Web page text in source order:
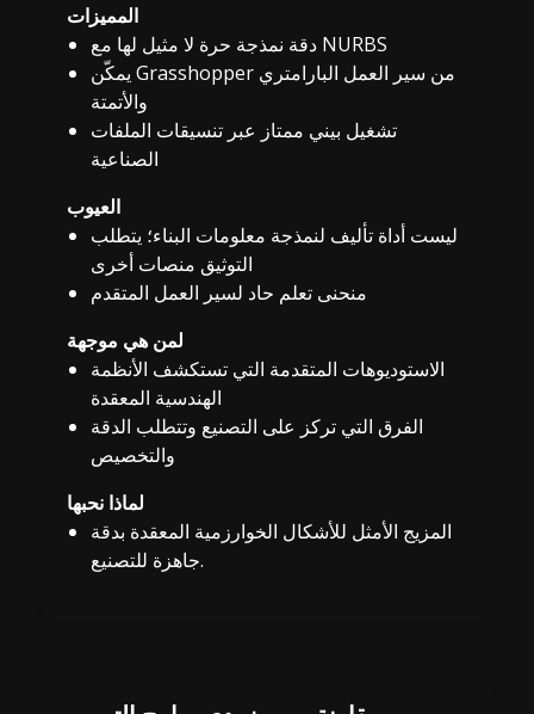
المميزات
دقة نمذجة حرة لا مثيل لها مع NURBS
يمكّن Grasshopper من سير العمل البارامتري
والأتمتة
تشغيل بيني ممتاز عبر تنسيقات الملفات
الصناعية
العيوب
ليست أداة تأليف لنمذجة معلومات البناء؛ يتطلب
التوثيق منصات أخرى
منحنى تعلم حاد لسير العمل المتقدم
لمن هي موجهة
الاستوديوهات المتقدمة التي تستكشف الأنظمة
الهندسية المعقدة
الفرق التي تركز على التصنيع وتتطلب الدقة
والتخصيص
لماذا نحبها
المزيج الأمثل للأشكال الخوارزمية المعقدة بدقة
جاهزة للتصنيع.